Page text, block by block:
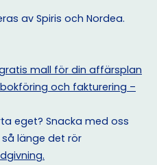
av Spiris och Nordea.
mall för din affärsplan
bokföring och fakturering –
eget? Snacka med oss
länge det rör